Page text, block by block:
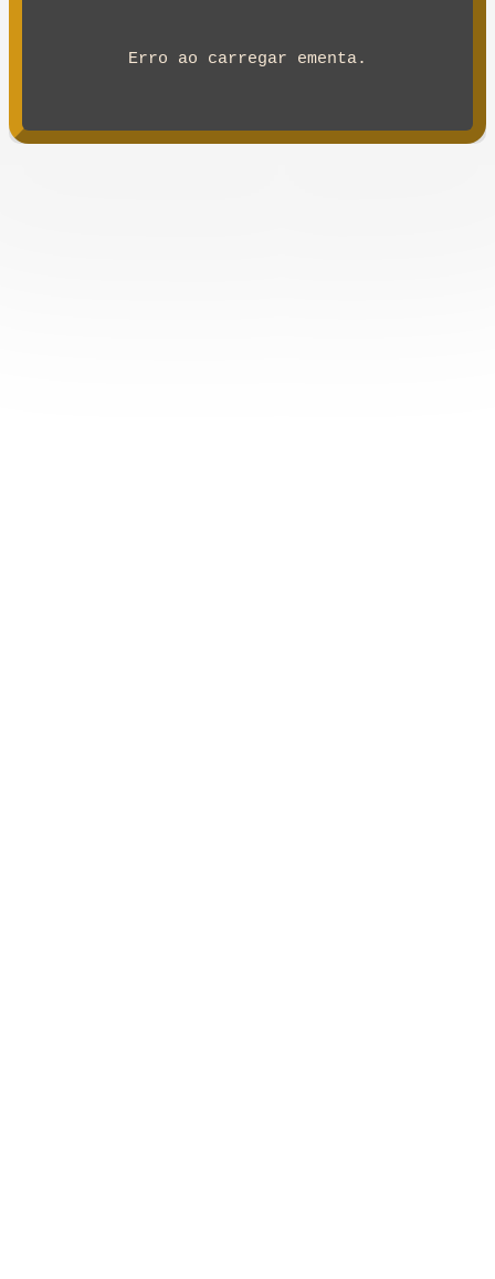
Erro ao carregar ementa.